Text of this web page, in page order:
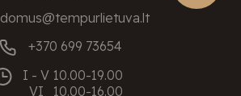
domus@tempurlietuva.lt
+370 699 73654
I - V 10.00-19.00
VI
10.00-16.00